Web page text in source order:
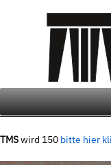
TMSwird 150 bitte hier